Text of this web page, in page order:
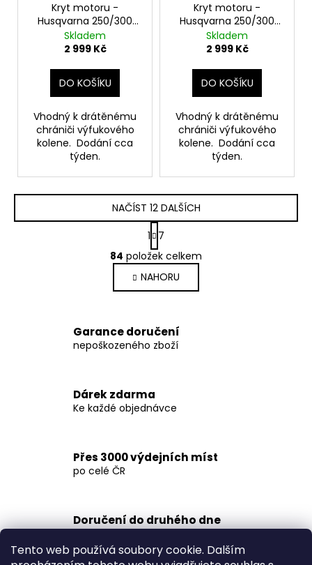
Tento web používá soubory cookie. Dalším
Kryt motoru -
Husqvarna 250/300
2017-2019
Skladem
2 999 Kč
DO KOŠÍKU
Vhodný k drátěnému
chrániči výfukového
kolene. Dodání cca
týden.
Kryt motoru -
Husqvarna 250/300
2020-2023
Skladem
2 999 Kč
DO KOŠÍKU
Vhodný k drátěnému
chrániči výfukového
kolene. Dodání cca
týden.
O
v
l
á
a
c
v
v
ý
u
NAČÍST 12 DALŠÍCH
S
t
r
á
n
k
á
n
1
7
84 položek celkem
NAHORU
Garance doručení
nepoškozeného zboží
Dárek zdarma
Ke každé objednávce
Přes 3000 výdejních míst
po celé ČR
Doručení do druhého dne
na jakékoliv místo